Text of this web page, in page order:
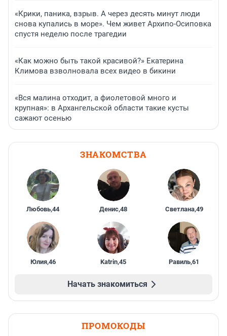
«Крики, паника, взрыв. А через десять минут люди
снова купались в море». Чем живет Архипо-Осиповка
спустя неделю после трагедии
«Как можно быть такой красивой?» Екатерина
Климова взволновала всех видео в бикини
«Вся малина отходит, а фиолетовой много и
крупная»: в Архангельской области такие кусты
сажают осенью
ЗНАКОМСТВА
Любовь,44 Денис,48 Светлана,49
Юлия,46 Katrin,45 Равиль,61
Начать знакомиться
ПРОМОКОДЫ